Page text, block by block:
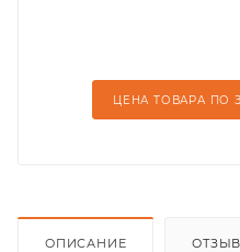
ЦЕНА ТОВАРА ПО
ОПИСАНИЕ